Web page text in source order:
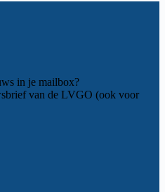
in je mailbox?
van de LVGO (ook voor